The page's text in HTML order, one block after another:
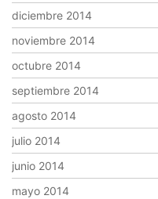
diciembre 2014
noviembre 2014
octubre 2014
septiembre 2014
agosto 2014
julio 2014
junio 2014
mayo 2014